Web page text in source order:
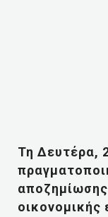
Τη Δευτέρα,
οικονομικής